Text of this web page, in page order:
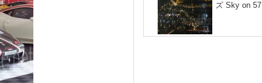
ズ Sky on 57